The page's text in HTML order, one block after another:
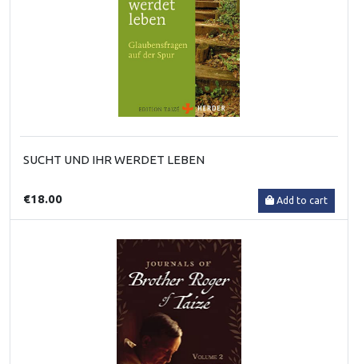
SUCHT UND IHR WERDET LEBEN
€18.00 Add to cart